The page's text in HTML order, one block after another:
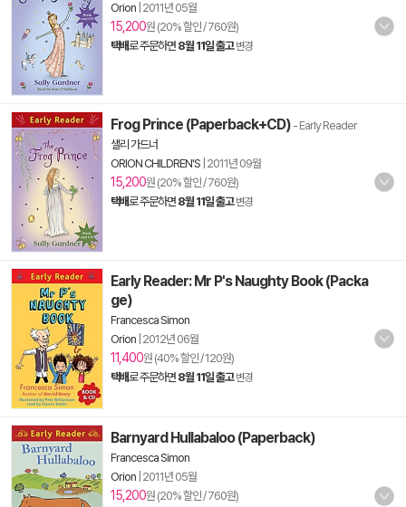
Orion 2011년 05월
15,200원 (20% 할인 / 760원)
택배로 주문하면 8월 11일 출고 변경
Frog Prince (Paperback+CD) - Early Reader
샐리 가드너
ORION CHILDREN'S 2011년 09월
15,200원 (20% 할인 / 760원)
택배로 주문하면 8월 11일 출고 변경
Early Reader: Mr P's Naughty Book (Packa
ge)
Francesca Simon
Orion 2012년 06월
11,400원 (40% 할인 / 120원)
택배로 주문하면 8월 11일 출고 변경
Barnyard Hullabaloo (Paperback)
Francesca Simon
Orion 2011년 05월
15,200원 (20% 할인 / 760원)